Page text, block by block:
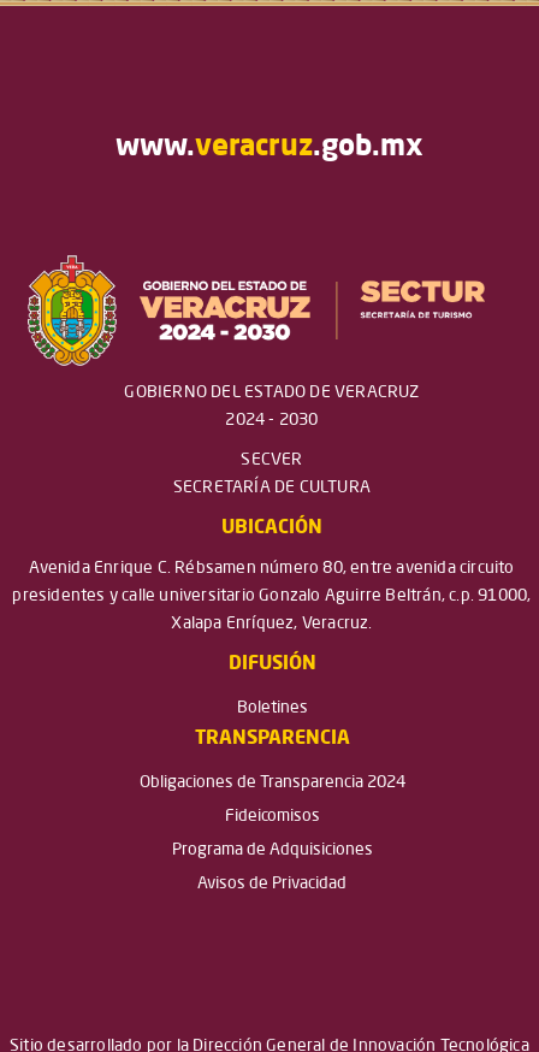
www.veracruz.gob.mx
GOBIERNO DEL ESTADO DE VERACRUZ
2024 - 2030
SECVER
SECRETARÍA DE CULTURA
UBICACIÓN
Avenida Enrique C. Rébsamen número 80, entre avenida circuito
presidentes y calle universitario Gonzalo Aguirre Beltrán, c.p. 91000,
Xalapa Enríquez, Veracruz.
DIFUSIÓN
Boletines
TRANSPARENCIA
Obligaciones de Transparencia 2024
Fideicomisos
Programa de Adquisiciones
Avisos de Privacidad
Sitio desarrollado por la Dirección General de Innovación Tecnológica